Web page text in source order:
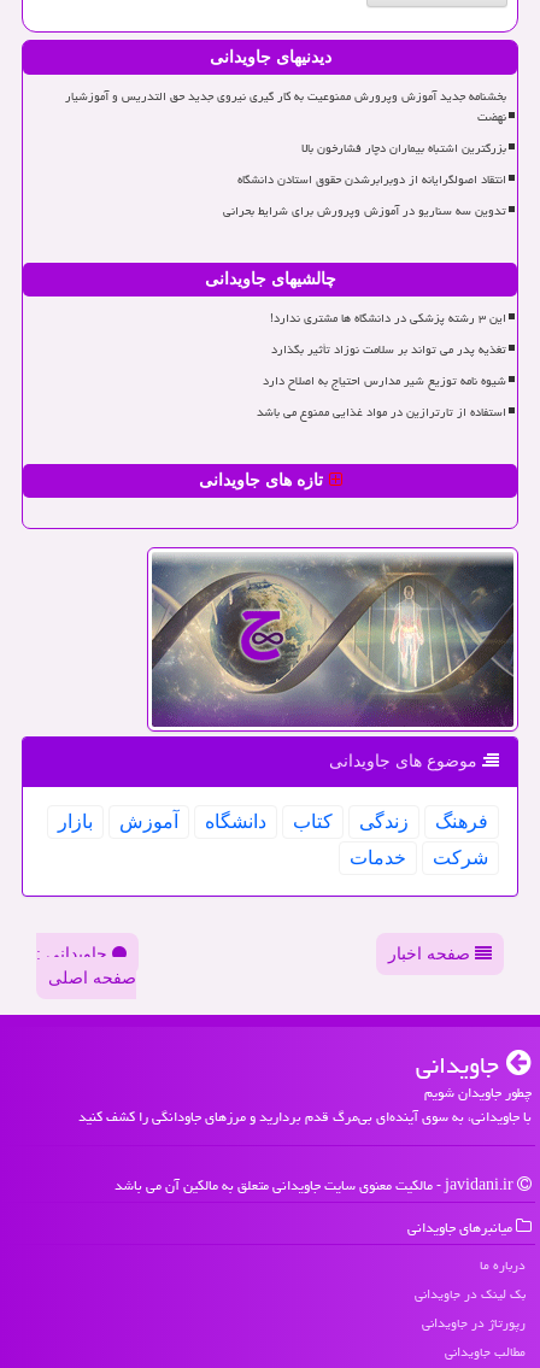
دیدنیهای جاویدانی
بخشنامه جدید آموزش وپرورش ممنوعیت به کار گیری نیروی جدید حق التدریس و آموزشیار
نهضت
بزرگترین اشتباه بیماران دچار فشارخون بالا
انتقاد اصولگرایانه از دوبرابرشدن حقوق استادن دانشگاه
تدوین سه سناریو در آموزش وپرورش برای شرایط بحرانی
چالشیهای جاویدانی
این ۳ رشته پزشکی در دانشگاه ها مشتری ندارد!
تغذیه پدر می تواند بر سلامت نوزاد تأثیر بگذارد
شیوه نامه توزیع شیر مدارس احتیاج به اصلاح دارد
استفاده از تارترازین در مواد غذایی ممنوع می باشد
تازه های جاویدانی
موضوع های جاویدانی
فرهنگ زندگی كتاب دانشگاه آموزش
بازار
شركت
خدمات
صفحه اخبار
جاویدانی :
صفحه اصلی
جاویدانی
چطور جاویدان شویم
با جاویدانی، به سوی آینده‌ای بی‌مرگ قدم بردارید و مرزهای جاودانگی را کشف کنید
میانبرهای جاویدانی
درباره ما
بک لینک در جاویدانی
رپورتاژ در جاویدانی
مطالب جاویدانی